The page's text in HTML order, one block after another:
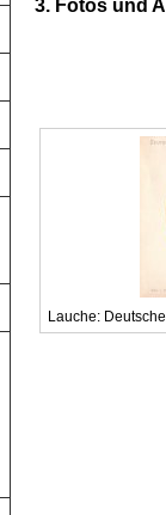
3. Fotos und
Lauche: